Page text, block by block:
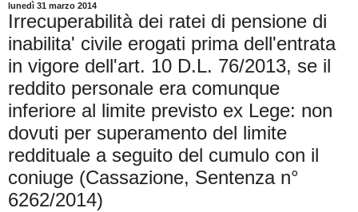
lunedì 31 marzo 2014
Irrecuperabilità dei ratei di pensione di
inabilita' civile erogati prima dell'entrata
in vigore dell'art. 10 D.L. 76/2013, se il
reddito personale era comunque
inferiore al limite previsto ex Lege: non
dovuti per superamento del limite
reddituale a seguito del cumulo con il
coniuge (Cassazione, Sentenza n°
6262/2014)